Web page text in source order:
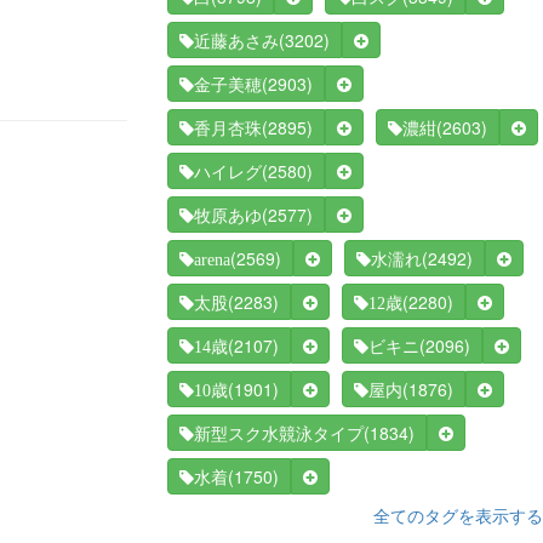
近藤あさみ(3202)
金子美穂(2903)
香月杏珠(2895) 濃紺(2603)
ハイレグ(2580)
牧原あゆ(2577)
arena(2569) 水濡れ(2492)
太股(2283) 12歳(2280)
14歳(2107) ビキニ (2096)
10歳(1901) 屋内(1876)
新型スク水競泳タイプ(1834)
水着(1750)
全てのタグを表示する